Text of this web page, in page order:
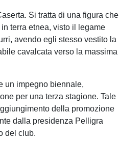
Si tratta di una figura che
terra etnea, visto il legame
avendo egli stesso vestito la
cavalcata verso la massima
un impegno biennale,
per una terza stagione. Tale
della promozione
dalla presidenza Pelligra
del club.